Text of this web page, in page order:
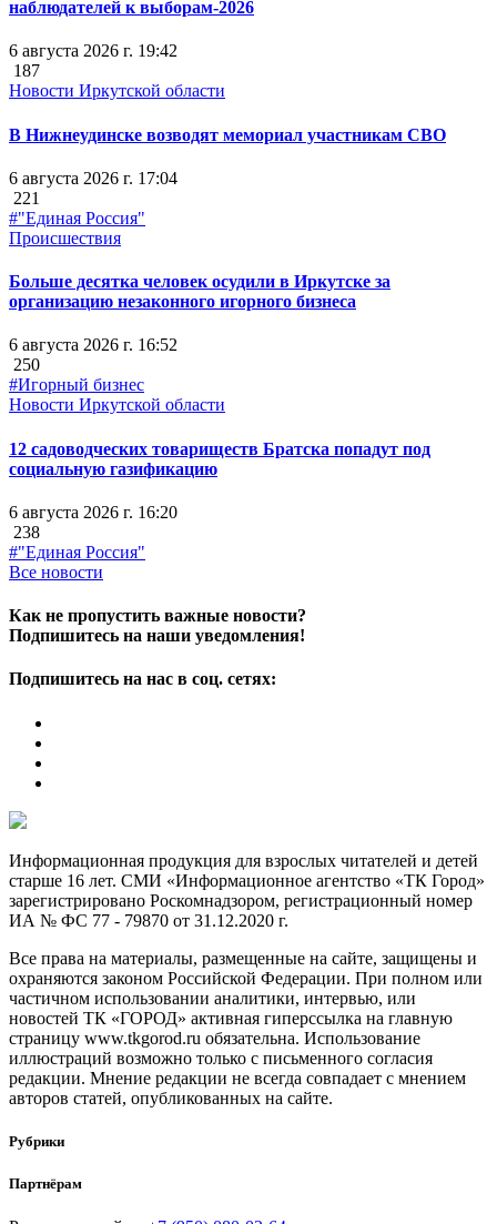
наблюдателей к выборам-2026
6 августа 2026 г. 19:42
187
Новости Иркутской области
В Нижнеудинске возводят мемориал участникам СВО
6 августа 2026 г. 17:04
221
#"Единая Россия"
Происшествия
Больше десятка человек осудили в Иркутске за
организацию незаконного игорного бизнеса
6 августа 2026 г. 16:52
250
#Игорный бизнес
Новости Иркутской области
12 садоводческих товариществ Братска попадут под
социальную газификацию
6 августа 2026 г. 16:20
238
#"Единая Россия"
Все новости
Как не пропустить важные новости?
Подпишитесь на наши уведомления!
Подпишитесь на нас в соц. сетях:
Информационная продукция для взрослых читателей и детей
старше 16 лет. СМИ «Информационное агентство «ТК Город»
зарегистрировано Роскомнадзором, регистрационный номер
ИА № ФС 77 - 79870 от 31.12.2020 г.
Все права на материалы, размещенные на сайте, защищены и
охраняются законом Российской Федерации. При полном или
частичном использовании аналитики, интервью, или
новостей ТК «ГОРОД» активная гиперссылка на главную
страницу www.tkgorod.ru обязательна. Использование
иллюстраций возможно только с письменного согласия
редакции. Мнение редакции не всегда совпадает с мнением
авторов статей, опубликованных на сайте.
Рубрики
Партнёрам